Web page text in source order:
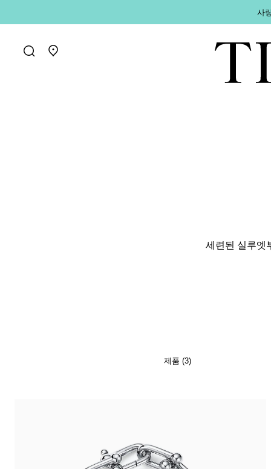
사
매장 찾기로 가기
티파니 다이아몬드 전문가와의 하
세련된 실루엣
제품 (3)